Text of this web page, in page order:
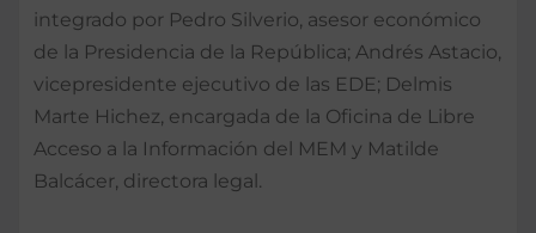
integrado por Pedro Silverio, asesor económico
de la Presidencia de la República; Andrés Astacio,
vicepresidente ejecutivo de las EDE; Delmis
Marte Hichez, encargada de la Oficina de Libre
Acceso a la Información del MEM y Matilde
Balcácer, directora legal.